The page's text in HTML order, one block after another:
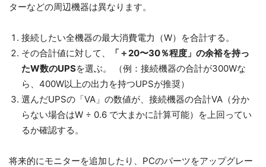
ターなどの周辺機器は異なります。
接続したい全機器の最大消費電力（W）を合計する。
その合計値に対して、
「＋20〜30％程度」の余裕を持っ
たW数のUPSを選ぶ。 （例：接続機器の合計が300Wな
ら、400W以上の出力を持つUPSが推奨）
選んだUPSの「VA」の数値が、接続機器の合計VA（分か
らない場合はW ÷ 0.6 で大まかに計算可能）を上回ってい
るか確認する。
将来的にモニターを追加したり、PCのパーツをアップグレー